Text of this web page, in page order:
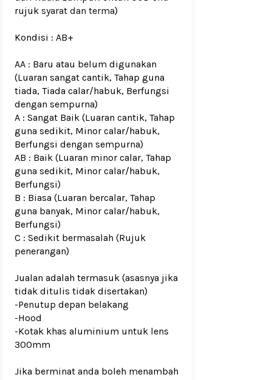
rujuk syarat dan terma)
Kondisi : AB+
AA : Baru atau belum digunakan
(Luaran sangat cantik, Tahap guna
tiada, Tiada calar/habuk, Berfungsi
dengan sempurna)
A : Sangat Baik (Luaran cantik, Tahap
guna sedikit, Minor calar/habuk,
Berfungsi dengan sempurna)
AB : Baik (Luaran minor calar, Tahap
guna sedikit, Minor calar/habuk,
Berfungsi)
B : Biasa (Luaran bercalar, Tahap
guna banyak, Minor calar/habuk,
Berfungsi)
C : Sedikit bermasalah (Rujuk
penerangan)
Jualan adalah termasuk (asasnya jika
tidak ditulis tidak disertakan)
-Penutup depan belakang
-Hood
-Kotak khas aluminium untuk lens
300mm
Jika berminat anda boleh menambah